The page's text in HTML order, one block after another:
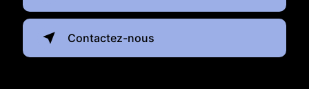
Contactez-nous